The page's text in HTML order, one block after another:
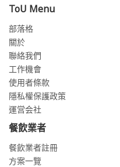
ToU Menu
部落格
關於
聯絡我們
工作機會
使用者條款
隱私權保護政策
運営会社
餐飲業者
餐飲業者註冊
方案一覽